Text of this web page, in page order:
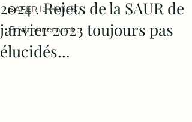
SAFER la Huliais
Environnement
2024 . Rejets de la SAUR de
janvier 2023 toujours pas
élucidés...